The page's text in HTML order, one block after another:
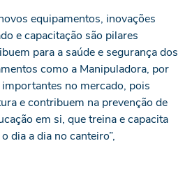
equipamentos, inovações
e capacitação são pilares
para a saúde e segurança dos
como a Manipuladora, por
no mercado, pois
e contribuem na prevenção de
em si, que treina e capacita
dia a dia no canteiro”,